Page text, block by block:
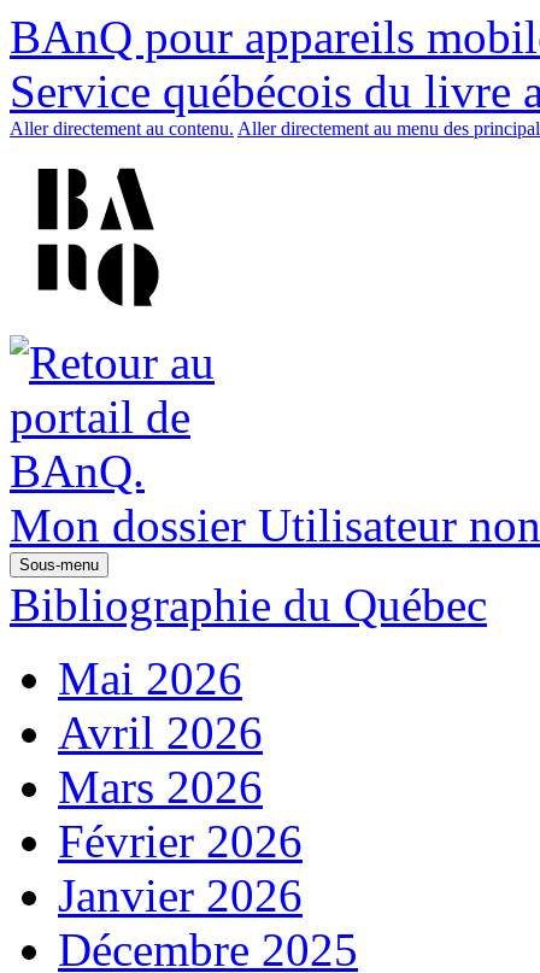
BAnQ pour appareils
Service québécois du livre
Aller directement au contenu. Aller directement au menu des
Mon dossier Utilisateur
Sous-menu
Bibliographie du Québec
Mai 2026
Avril 2026
Mars 2026
Février 2026
Janvier 2026
Décembre 2025